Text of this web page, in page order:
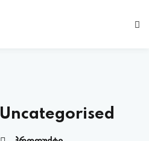
Uncategorised